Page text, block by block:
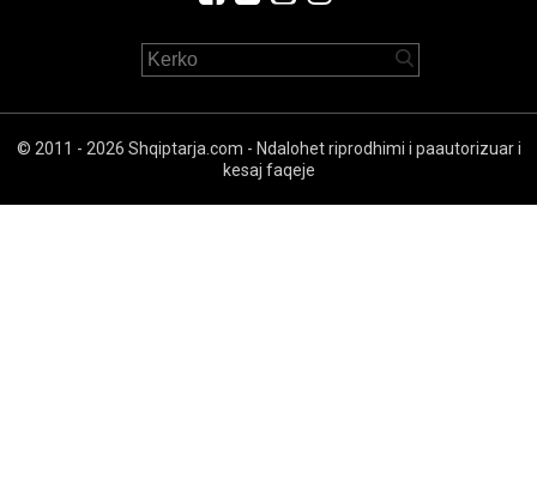
© 2011 - 2026 Shqiptarja.com - Ndalohet riprodhimi i paautorizuar i
kesaj faqeje